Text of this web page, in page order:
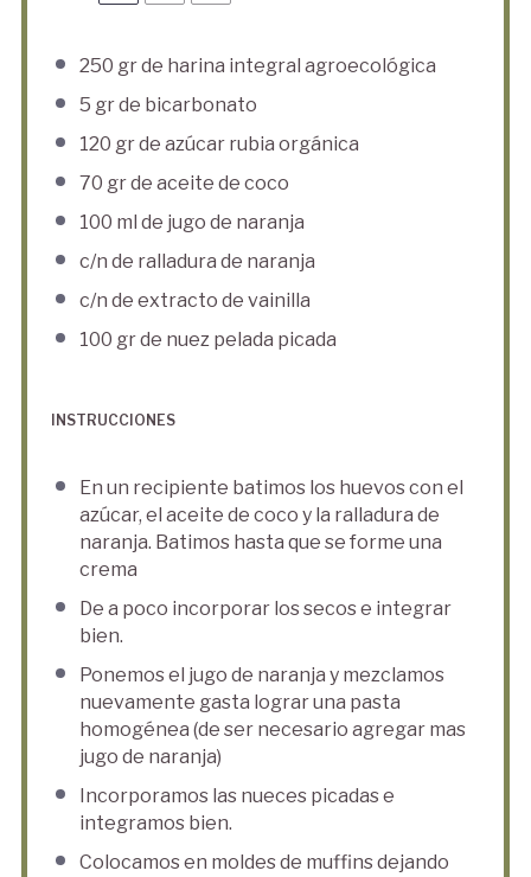
250 gr de harina integral agroecológica
5 gr de bicarbonato
120 gr de azúcar rubia orgánica
70 gr de aceite de coco
100 ml de jugo de naranja
c/n de ralladura de naranja
c/n de extracto de vainilla
100 gr de nuez pelada picada
INSTRUCCIONES
En un recipiente batimos los huevos con el
azúcar, el aceite de coco y la ralladura de
naranja. Batimos hasta que se forme una
crema
De a poco incorporar los secos e integrar
bien.
Ponemos el jugo de naranja y mezclamos
nuevamente gasta lograr una pasta
homogénea (de ser necesario agregar mas
jugo de naranja)
Incorporamos las nueces picadas e
integramos bien.
Colocamos en moldes de muffins dejando